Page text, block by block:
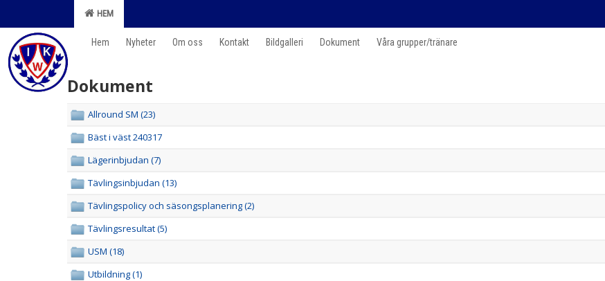
HEM
Hem Nyheter Om oss Kontakt Bildgalleri Dokument Våra grupper/tränare
Dokument
Allround SM (23)
Bäst i väst 240317
Lägerinbjudan (7)
Tävlingsinbjudan (13)
Tävlingspolicy och säsongsplanering (2)
Tävlingsresultat (5)
USM (18)
Utbildning (1)